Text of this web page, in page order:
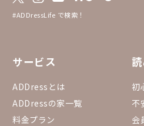
#ADDressLife で検索！
サービス
ADDressとは
ADDressの家一覧
料金プラン
初
不
会